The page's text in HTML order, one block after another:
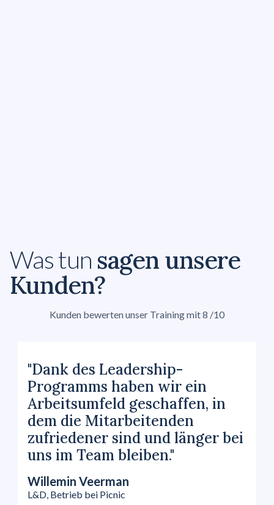
Was tun sagen unsere
Kunden?
Kunden bewerten unser Training mit 8 /10
"Dank des Leadership-
Programms haben wir ein
Arbeitsumfeld geschaffen, in
dem die Mitarbeitenden
zufriedener sind und länger bei
uns im Team bleiben."
Willemin Veerman
L&D, Betrieb bei Picnic